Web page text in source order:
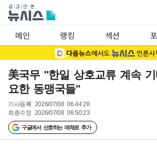
메인 랭킹 섹션
美국무 "한일 상호교류 계속
요한 동맹국들"
기사등록 2026/07/08 06:44:28
최종수정 2026/07/08 06:50:23
구글에서 선호하는 매체로 추가